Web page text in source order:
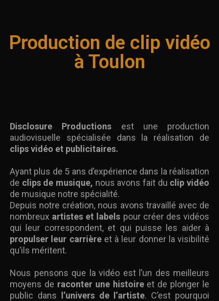
Production de clip vidéo
à Toulon
Disclosure Productions est une production
audiovisuelle spécialisée dans la réalisation de
clips vidéo et publicitaires.
Ayant plus de 5 ans d’expérience dans la réalisation
de clips de musique, nous avons fait du clip vidéo
de musique notre spécialité.
Depuis notre création, nous avons travaillé avec de
nombreux artistes et labels pour créer des vidéos
qui leur correspondent, et qui puisse les aider à
propulser leur carrièreet à leur donner la visibilité
qu’ils méritent.
Nous pensons que la vidéo est l’un des meilleurs
moyens de raconter une histoireet de plonger le
public dans
l’univers de l’artiste. C’est pourquoi